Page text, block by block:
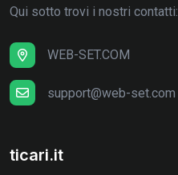
Qui sotto trovi i nostri contatti:
WEB-SET.COM
support@web-set.com
ticari.it